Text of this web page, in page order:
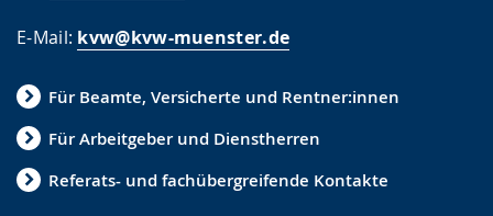
E-Mail: kvw@kvw-muenster.de
Für Beamte, Versicherte und Rentner:innen
Für Arbeitgeber und Dienstherren
Referats- und fachübergreifende Kontakte